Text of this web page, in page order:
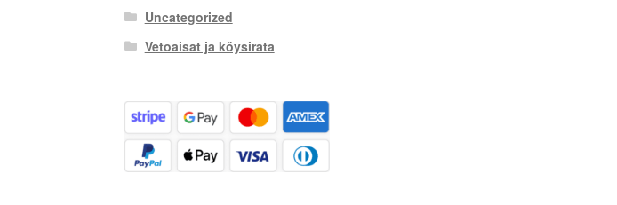
Uncategorized
Vetoaisat ja köysirata